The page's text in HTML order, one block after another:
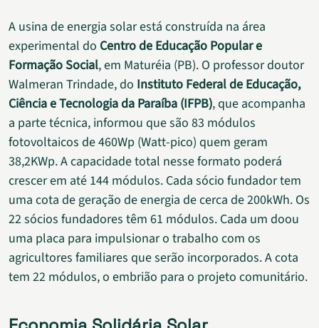
A usina de energia solar está construída na área
experimental do Centro de Educação Popular e
Formação Social, em Maturéia (PB). O professor doutor
Walmeran Trindade, do Instituto Federal de Educação,
Ciência e Tecnologia da Paraíba (IFPB), que acompanha
a parte técnica, informou que são 83 módulos
fotovoltaicos de 460Wp (Watt-pico) quem geram
38,2KWp. A capacidade total nesse formato poderá
crescer em até 144 módulos. Cada sócio fundador tem
uma cota de geração de energia de cerca de 200kWh. Os
22 sócios fundadores têm 61 módulos. Cada um doou
uma placa para impulsionar o trabalho com os
agricultores familiares que serão incorporados. A cota
tem 22 módulos, o embrião para o projeto comunitário.